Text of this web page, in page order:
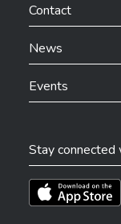
Contact
News
Events
Stay
Téléchargez